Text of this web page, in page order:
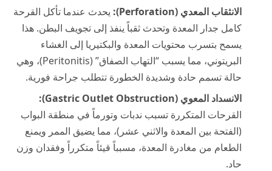
الانثقاب المعدي (Perforation):
يحدث عندما تأكل القرحة
كامل جدار المعدة وتحدث ثقباً ينفذ إلى تجويف البطن. هذا
يسمح بتسرب محتويات المعدة والبكتيريا إلى الغشاء
البريتوني، مما يسبب “التهاب الصفاق” (Peritonitis)، وهي
حالة تسمم حادة وشديدة الخطورة تتطلب جراحة فورية.
الانسداد المعوي (Gastric Outlet Obstruction):
القرحات المتكررة تسبب ندبات وتورماً في منطقة البواب
(الفتحة بين المعدة والاثني عشر)، مما يضيق الممر ويمنع
الطعام من مغادرة المعدة، مسبباً قيئاً متكرراً وفقدان وزن
حاد.